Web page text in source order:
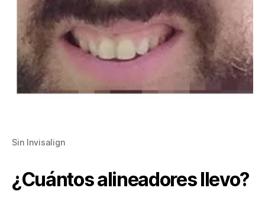
Sin Invisalign
¿Cuántos alineadores llevo?